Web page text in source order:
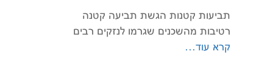
תביעות קטנות הגשת תביעה קטנה
רטיבות מהשכנים שגרמו לנזקים רבים
קרא עוד…